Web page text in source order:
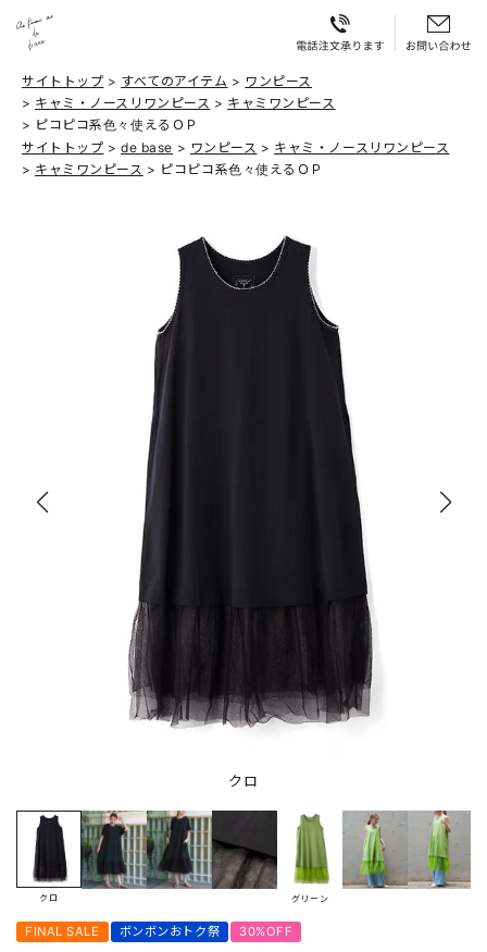
サイトトップ すべてのアイテム
ワンピース
キャミ・ノースリワンピース
キャミワンピース
ピコピコ系色々使えるＯＰ
サイトトップ
de base ワンピース
キャミ・ノースリワンピース
キャミワンピース
ピコピコ系色々使えるＯＰ
クロ
クロ グリーン
FINAL SALE ボンボンおトク祭 30%OFF